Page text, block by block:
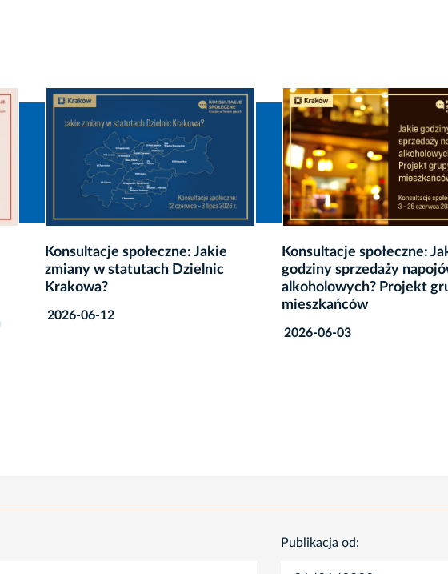
Konsultacje społeczne: Jakie
godziny sprzedaży napojów
alkoholowych? Projekt grupy
Jak zadbać o jakość życia
seniorek i seniorów w
- konsultacje społeczne
Publikacja od: